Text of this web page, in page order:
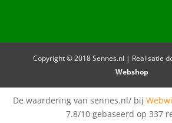
Copyright © 2018 Sennes.nl | Realisatie
Webshop
De waardering van sennes.nl/ bij
7.8/10 gebaseerd op 337